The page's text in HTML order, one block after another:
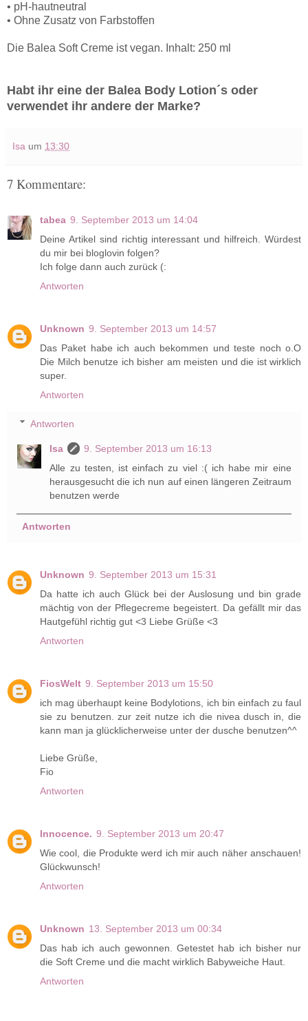
• pH-hautneutral
• Ohne Zusatz von Farbstoffen
Die Balea Soft Creme ist vegan. Inhalt: 250 ml
Habt ihr eine der Balea Body Lotion´s oder
verwendet ihr andere der Marke?
Isa um 13:30
7 Kommentare:
tabea 9. September 2013 um 14:04
Deine Artikel sind richtig interessant und hilfreich. Würdest
du mir bei bloglovin folgen?
Ich folge dann auch zurück (:
Antworten
Unknown 9. September 2013 um 14:57
Das Paket habe ich auch bekommen und teste noch o.O
Die Milch benutze ich bisher am meisten und die ist wirklich
super.
Antworten
Antworten
Isa
9. September 2013 um 16:13
Alle zu testen, ist einfach zu viel :( ich habe mir eine
herausgesucht die ich nun auf einen längeren Zeitraum
benutzen werde
Antworten
Unknown 9. September 2013 um 15:31
Da hatte ich auch Glück bei der Auslosung und bin grade
mächtig von der Pflegecreme begeistert. Da gefällt mir das
Hautgefühl richtig gut <3 Liebe Grüße <3
Antworten
FiosWelt 9. September 2013 um 15:50
ich mag überhaupt keine Bodylotions, ich bin einfach zu faul
sie zu benutzen. zur zeit nutze ich die nivea dusch in, die
kann man ja glücklicherweise unter der dusche benutzen^^
Liebe Grüße,
Fio
Antworten
Innocence. 9. September 2013 um 20:47
Wie cool, die Produkte werd ich mir auch näher anschauen!
Glückwunsch!
Antworten
Unknown 13. September 2013 um 00:34
Das hab ich auch gewonnen. Getestet hab ich bisher nur
die Soft Creme und die macht wirklich Babyweiche Haut.
Antworten